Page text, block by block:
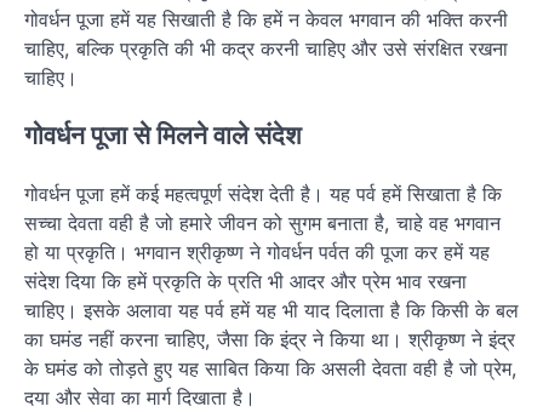
गोवर्धन पूजा हमें यह सिखाती है कि हमें न केवल भगवान की भक्ति करनी
चाहिए, बल्कि प्रकृति की भी कद्र करनी चाहिए और उसे संरक्षित रखना
चाहिए।
गोवर्धन पूजा से मिलने वाले संदेश
गोवर्धन पूजा हमें कई महत्वपूर्ण संदेश देती है। यह पर्व हमें सिखाता है कि
सच्चा देवता वही है जो हमारे जीवन को सुगम बनाता है, चाहे वह भगवान
हो या प्रकृति। भगवान श्रीकृष्ण ने गोवर्धन पर्वत की पूजा कर हमें यह
संदेश दिया कि हमें प्रकृति के प्रति भी आदर और प्रेम भाव रखना
चाहिए। इसके अलावा यह पर्व हमें यह भी याद दिलाता है कि किसी के बल
का घमंड नहीं करना चाहिए, जैसा कि इंद्र ने किया था। श्रीकृष्ण ने इंद्र
के घमंड को तोड़ते हुए यह साबित किया कि असली देवता वही है जो प्रेम,
दया और सेवा का मार्ग दिखाता है।